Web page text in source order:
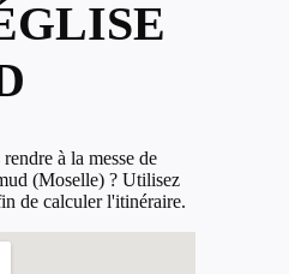
à la messe de
(Moselle) ? Utilisez
de calculer l'itinéraire.